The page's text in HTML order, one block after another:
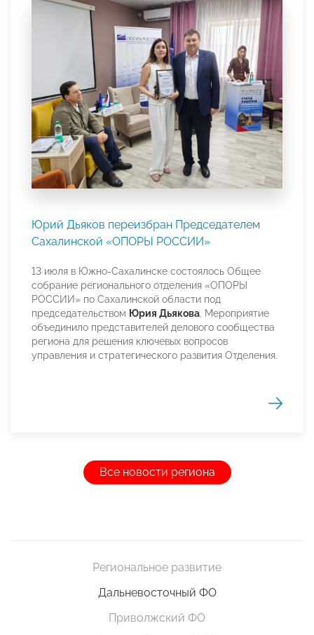
Юрий Дьяков переизбран Председателем
Сахалинской «ОПОРЫ РОССИИ»
13 июля в Южно-Сахалинске состоялось Общее
собрание регионального отделения «ОПОРЫ
РОССИИ» по Сахалинской области под
председательством Юрия Дьякова. Мероприятие
объединило представителей делового сообщества
региона для решения ключевых вопросов
управления и стратегического развития Отделения.
Все новости региона
Региональное развитие
Дальневосточный ФО
Приволжский ФО